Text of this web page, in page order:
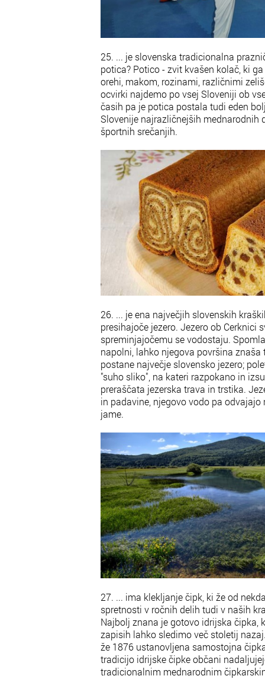
25. ... je slovenska tradicionalna
potica? Potico - zvit kvašen kolač, ki
orehi, makom, rozinami, različnimi
ocvirki najdemo po vsej Sloveniji ob
časih pa je potica postala tudi eden
Slovenije najrazličnejših mednarodnih
športnih srečanjih.
26. ... je ena največjih slovenskih
presihajoče jezero. Jezero ob Cerknici
spreminjajočemu se vodostaju.
napolni, lahko njegova površina znaša
postane največje slovensko jezero;
"suho sliko", na kateri razpokano in
preraščata jezerska trava in trstika.
in padavine, njegovo vodo pa
jame.
27. ... ima klekljanje čipk, ki že od
spretnosti v ročnih delih tudi v naših
Najbolj znana je gotovo idrijska čipka,
zapisih lahko sledimo več stoletij
že 1876 ustanovljena samostojna
tradicijo idrijske čipke občani
tradicionalnim mednarodnim